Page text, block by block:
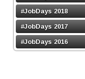
#JobDays 2018
#JobDays 2017
#JobDays 2016